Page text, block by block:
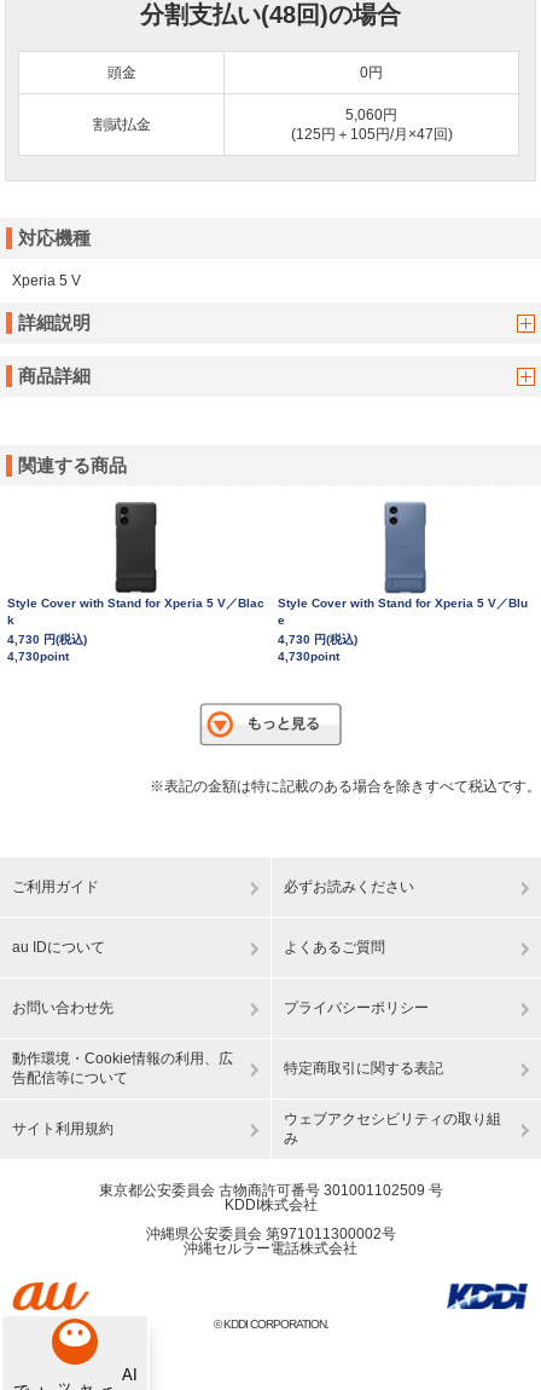
分割支払い(48回)の場合
頭金 0円
割賦払金
5,060円
(125円＋105円/月×47回)
対応機種
Xperia 5 V
詳細説明
商品詳細
関連する商品
Style Cover with Stand for Xperia 5 V／Blac
k
4,730 円(税込)
4,730point
Style Cover with Stand for Xperia 5 V／Blu
e
4,730 円(税込)
4,730point
※表記の金額は特に記載のある場合を除きすべて税込です。
ご利用ガイド 必ずお読みください
au IDについて よくあるご質問
お問い合わせ先 プライバシーポリシー
動作環境・Cookie情報の利用、広
告配信等について
特定商取引に関する表記
サイト利用規約
ウェブアクセシビリティの取り組
み
東京都公安委員会 古物商許可番号 301001102509 号
KDDI株式会社
沖縄県公安委員会 第971011300002号
沖縄セルラー電話株式会社
© KDDI CORPORATION.